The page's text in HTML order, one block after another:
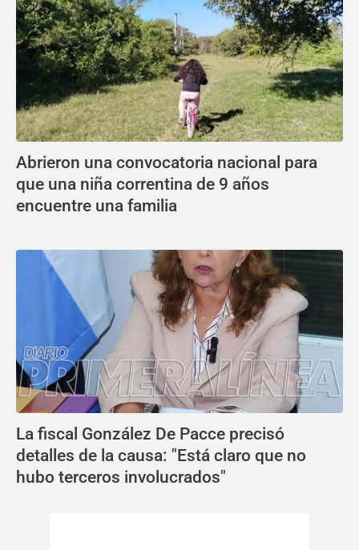
Abrieron una convocatoria nacional para
que una niña correntina de 9 años
encuentre una familia
La fiscal González De Pacce precisó
detalles de la causa: "Está claro que no
hubo terceros involucrados"